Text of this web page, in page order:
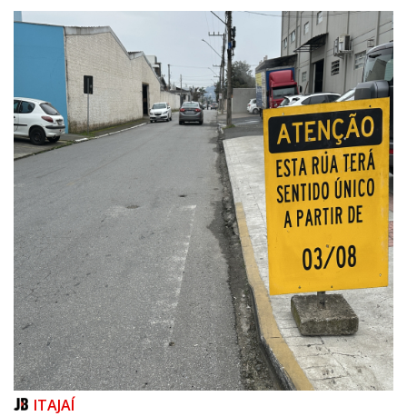
ITAJAÍ